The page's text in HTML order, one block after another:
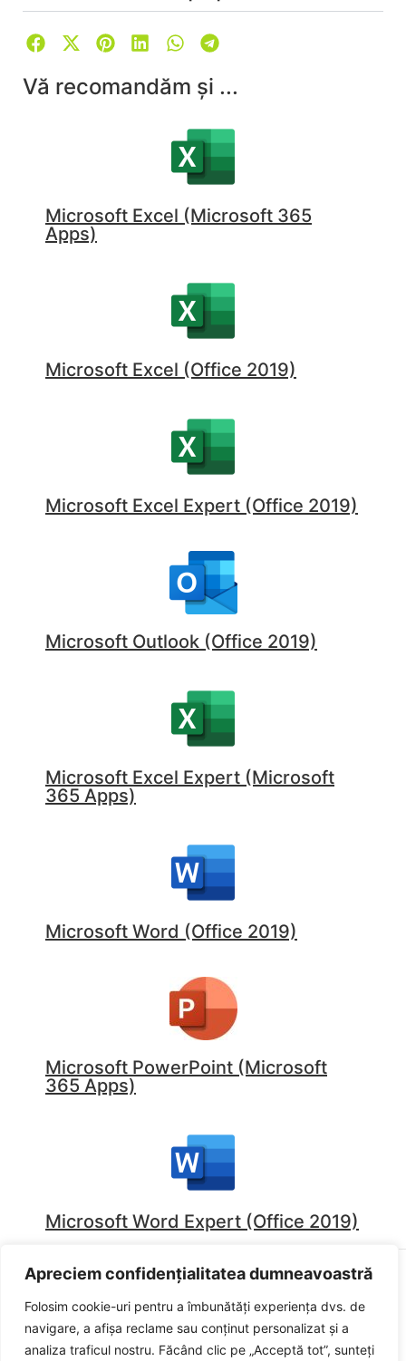
Apreciem confidențialitatea dumneavoastră
Folosim cookie-uri pentru a îmbunătăți experiența dvs. de
navigare, a afișa reclame sau conținut personalizat și a
analiza traficul nostru. Făcând clic pe „Acceptă tot”, sunteți
Vă recomandăm și ...
Microsoft Excel (Microsoft 365
Apps)
Microsoft Excel (Office 2019)
Microsoft Excel Expert (Office 2019)
Microsoft Outlook (Office 2019)
Microsoft Excel Expert (Microsoft
365 Apps)
Microsoft Word (Office 2019)
Microsoft PowerPoint (Microsoft
365 Apps)
Microsoft Word Expert (Office 2019)
Politica de confidențialitate
Politica de cookies
Termeni și condiții